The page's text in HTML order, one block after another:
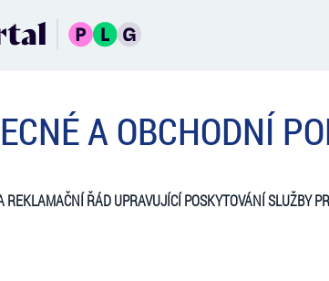
A OBCHODNÍ
REKLAMAČNÍ ŘÁD UPRAVUJÍCÍ POSKYTOVÁNÍ SLUŽBY